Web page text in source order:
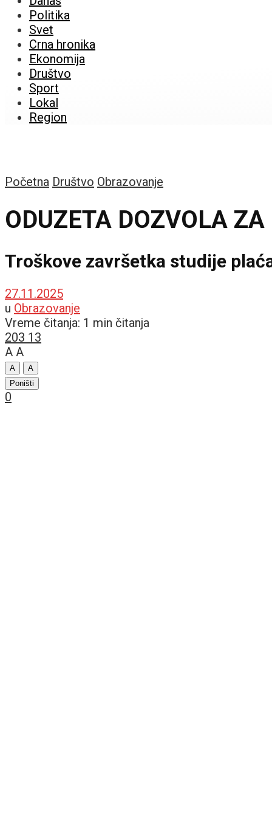
Politika
Svet
Crna hronika
Ekonomija
Društvo
Sport
Lokal
Region
Početna Društvo Obrazovanje
ODUZETA DOZVOLA
Troškove završetka studije
27.11.2025
u Obrazovanje
Vreme čitanja: 1 min čitanja
203 13
A A
A
A
Poništi
0